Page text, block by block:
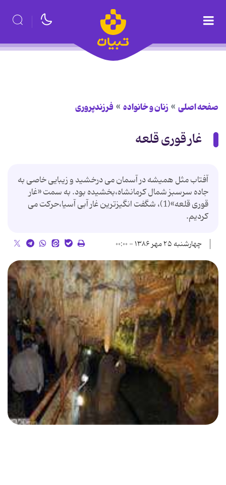
صفحه اصلی زنان و خانواده فرزندپروری
غار قوری قلعه
آفتاب مثل همیشه در آسمان می درخشید و زیبایی خاصی به
جاده سرسبز شمال کرمانشاه،بخشیده بود. به سمت «غار
قوری قلعه»(1)، شگفت انگیزترین غار آبی آسیا،حرکت می
کردیم.
چهارشنبه ۲۵ مهر ۱۳۸۶ - ۰۰:۰۰